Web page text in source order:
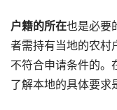
户籍的所在也是必要
者需持有当地的农村
不符合申请条件的。
了解本地的具体要求